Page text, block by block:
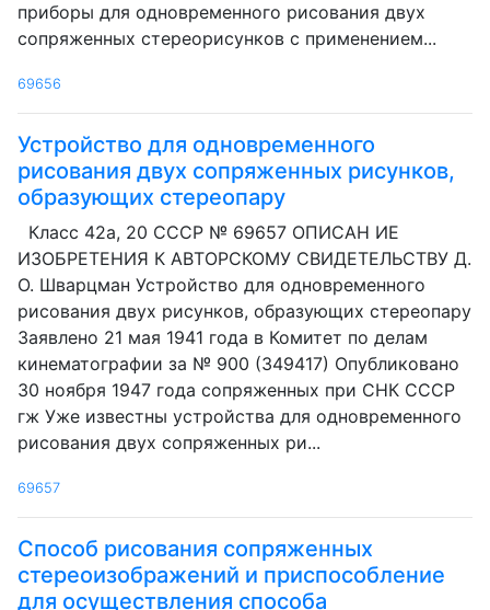
приборы для одновременного рисования двух
сопряженных стереорисунков с применением...
69656
Устройство для одновременного
рисования двух сопряженных рисунков,
образующих стереопару
Класс 42а, 20 СССР № 69657 ОПИСАН ИЕ
ИЗОБРЕТЕНИЯ К АВТОРСКОМУ СВИДЕТЕЛЬСТВУ Д.
О. Шварцман Устройство для одновременного
рисования двух рисунков, образующих стереопару
Заявлено 21 мая 1941 года в Комитет по делам
кинематографии за № 900 (349417) Опубликовано
30 ноября 1947 года сопряженных при СНК СССР
гж Уже известны устройства для одновременного
рисования двух сопряженных ри...
69657
Способ рисования сопряженных
стереоизображений и приспособление
для осуществления способа